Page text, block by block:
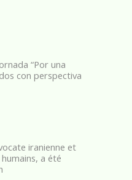
“Por una
con perspectiva
iranienne et
a été